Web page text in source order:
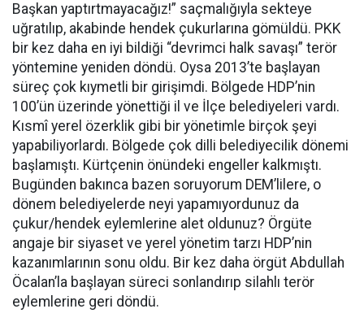
Başkan yaptırtmayacağız!” saçmalığıyla sekteye
uğratılıp, akabinde hendek çukurlarına gömüldü. PKK
bir kez daha en iyi bildiği “devrimci halk savaşı” terör
yöntemine yeniden döndü. Oysa 2013’te başlayan
süreç çok kıymetli bir girişimdi. Bölgede HDP’nin
100’ün üzerinde yönettiği il ve İlçe belediyeleri vardı.
Kısmî yerel özerklik gibi bir yönetimle birçok şeyi
yapabiliyorlardı. Bölgede çok dilli belediyecilik dönemi
başlamıştı. Kürtçenin önündeki engeller kalkmıştı.
Bugünden bakınca bazen soruyorum DEM’lilere, o
dönem belediyelerde neyi yapamıyordunuz da
çukur/hendek eylemlerine alet oldunuz? Örgüte
angaje bir siyaset ve yerel yönetim tarzı HDP’nin
kazanımlarının sonu oldu. Bir kez daha örgüt Abdullah
Öcalan’la başlayan süreci sonlandırıp silahlı terör
eylemlerine geri döndü.